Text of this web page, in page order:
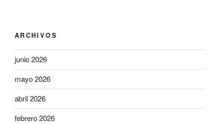
ARCHIVOS
junio 2026
mayo 2026
abril 2026
febrero 2026